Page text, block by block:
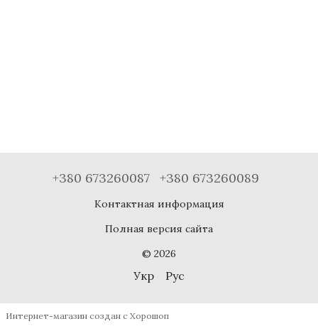
+380 673260087 +380 673260089
Контактная информация
Полная версия сайта
© 2026
Укр Рус
Интернет-магазин создан с Хорошоп